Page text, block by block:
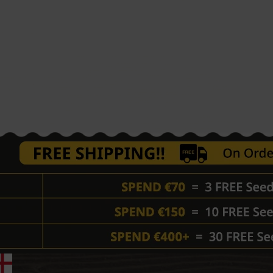
Kush je priporočljivo, da jih hranite na hladnem in
po možnosti v hladilniku, s pravilnim označevanjem in
Semen Sorte Hindu Kush?
konoplje Hindu Kush, če je to dovoljeno na vašem
običajna metoda, pri kateri se semena Hindu Kush
pokrijejo z drugo vlažno papirnato brisačo, da ostanejo
na toplo, temno mesto in jo vsak dan preverjajte, da
vzklijejo, jih nežno postavite v zemljo ali podobno
Kalitev Hindu Kush Konopljnih Semen?
temperaturah od 70°F do 90°F (21°C do 32°C).